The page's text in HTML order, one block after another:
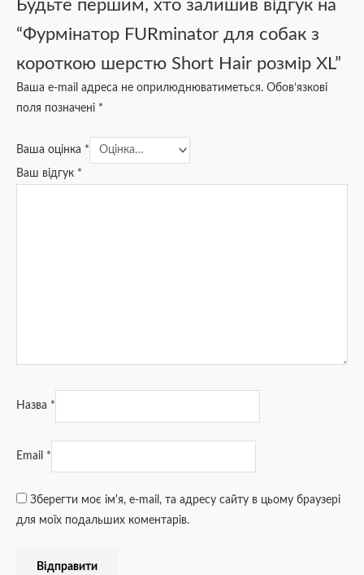
Будьте першим, хто залишив відгук на
“Фурмінатор FURminator для собак з
короткою шерстю Short Hair розмір ХL”
Ваша e-mail адреса не оприлюднюватиметься. Обов’язкові
поля позначені *
Ваша оцінка *
Ваш відгук *
Назва *
Email *
Зберегти моє ім'я, e-mail, та адресу сайту в цьому браузері
для моїх подальших коментарів.